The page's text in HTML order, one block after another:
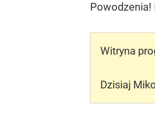
Powodzenia!
Witryna
Dzisiaj